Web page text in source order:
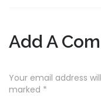
Add A
Your email address
marked *